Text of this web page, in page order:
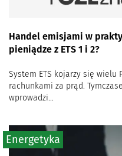
Handel emisjami w
pieniądze z ETS 1 i 2?
System ETS kojarzy się wielu
rachunkami za prąd.
wprowadzi...
Energetyka